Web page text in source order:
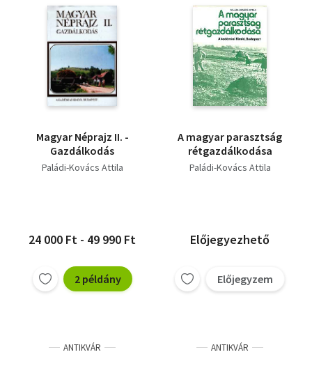
Magyar Néprajz II. -
Gazdálkodás
Paládi-Kovács Attila
24 000 Ft - 49 990 Ft
2 példány
A magyar parasztság
rétgazdálkodása
Paládi-Kovács Attila
Előjegyezhető
Előjegyzem
ANTIKVÁR ANTIKVÁR